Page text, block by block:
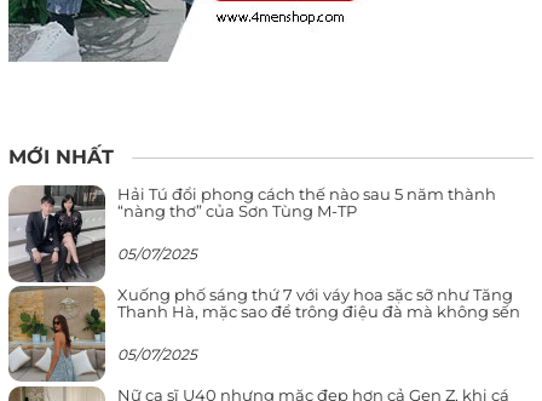
MỚI NHẤT
Hải Tú đổi phong cách thế nào sau 5 năm thành
“nàng thơ” của Sơn Tùng M-TP
05/07/2025
Xuống phố sáng thứ 7 với váy hoa sặc sỡ như Tăng
Thanh Hà, mặc sao để trông điệu đà mà không sến
05/07/2025
Nữ ca sĩ U40 nhưng mặc đẹp hơn cả Gen Z, khi cá